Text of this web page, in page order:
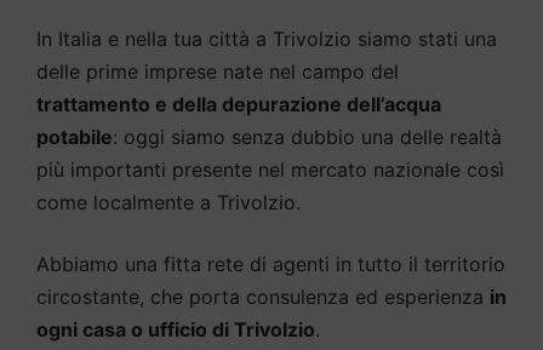
In Italia e nella tua città a Trivolzio siamo stati una
delle prime imprese nate nel campo del
trattamento e della depurazione dell’acqua
potabile: oggi siamo senza dubbio una delle realtà
più importanti presente nel mercato nazionale così
come localmente a Trivolzio.
Abbiamo una fitta rete di agenti in tutto il territorio
circostante, che porta consulenza ed esperienza in
ogni casa o ufficio di Trivolzio.